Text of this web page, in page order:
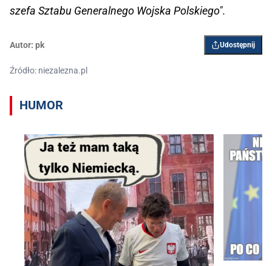
szefa Sztabu Generalnego Wojska Polskiego".
Autor: pk Udostępnij
Źródło: niezalezna.pl
HUMOR